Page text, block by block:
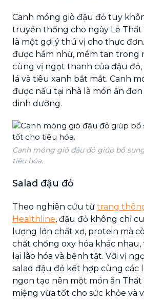
Canh móng giò đậu đỏ tuy
truyền thống cho ngày Lễ
là một gợi ý thú vị cho thực
được hầm nhừ, mềm tan trong
cùng vị ngọt thanh của đậu
lá và tiêu xanh bắt mắt. Canh
được nấu tại nhà là món ăn
dinh dưỡng.
Canh móng giò đậu đỏ giúp bổ
tiêu hóa.
Salad đậu đỏ
Theo nghiên cứu từ trang
Healthline, đậu đỏ không chỉ
lượng lớn chất xơ, protein mà
chất chống oxy hóa khác
lại lão hóa và bệnh tật. Với vị
salad đậu đỏ kết hợp cùng các
ngon tạo nên một món ăn
miệng vừa tốt cho sức khỏe và